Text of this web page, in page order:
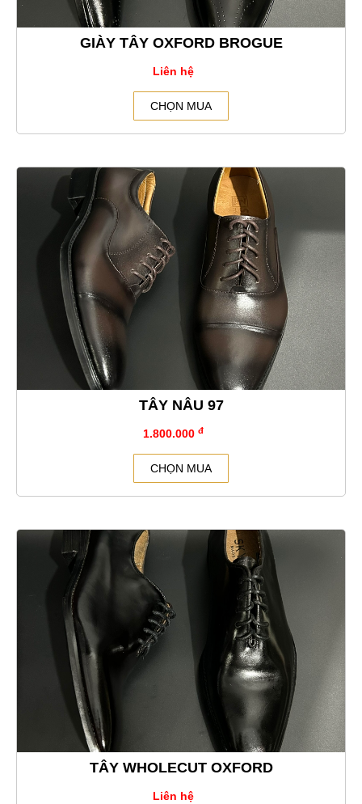
GIÀY TÂY OXFORD BROGUE
Liên hệ
CHỌN MUA
TÂY NÂU 97
1.800.000 đ
CHỌN MUA
TÂY WHOLECUT OXFORD
Liên hệ